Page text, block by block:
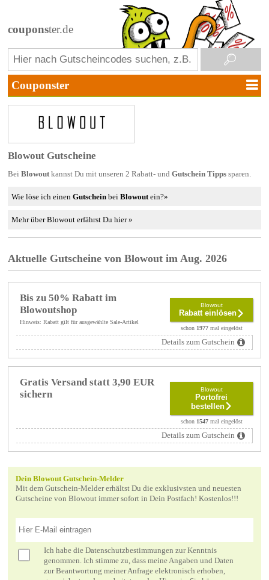
couponster.de
Blowout Gutscheine
Bei Blowoutkannst Du mit unseren 2 Rabatt- und Gutschein Tippssparen.
Wie löse ich einenGutschein beiBlowout ein?»
Mehr über Blowout erfährst Du hier »
Aktuelle Gutscheine von Blowout im Aug. 2026
Bis zu 50% Rabatt im
Blowoutshop
Hinweis: Rabatt gilt für ausgewählte Sale-Artikel
Blowout
Rabatt einlösen
schon 1977mal eingelöst
Details zum Gutschein
Gratis Versand statt 3,90 EUR
sichern
Blowout
Portofrei
bestellen
schon 1547mal eingelöst
Details zum Gutschein
Dein Blowout Gutschein-Melder
Mit dem Gutschein-Melder erhältst Du die exklusivsten und neuesten
Gutscheine von Blowout immer sofort in Dein Postfach! Kostenlos!!!
Ich habe die Datenschutzbestimmungen zur Kenntnis
genommen. Ich stimme zu, dass meine Angaben und Daten
zur Beantwortung meiner Anfrage elektronisch erhoben,